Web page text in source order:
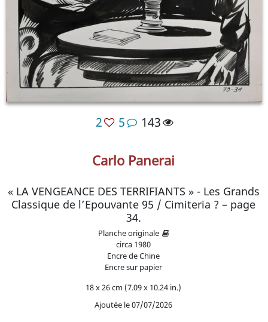
2 5 143
Carlo Panerai
« LA VENGEANCE DES TERRIFIANTS » - Les Grands
Classique de l’Epouvante 95 / Cimiteria ? – page
34.
Planche originale
circa 1980
Encre de Chine
Encre sur papier
18 x 26 cm (7.09 x 10.24 in.)
Ajoutée le 07/07/2026